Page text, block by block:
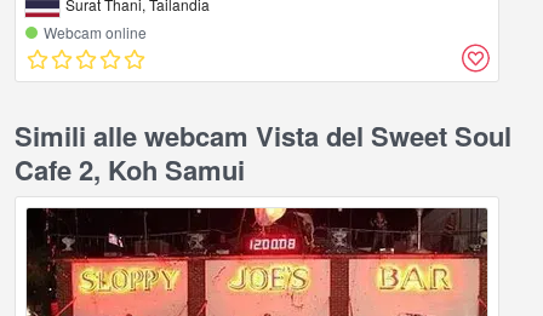
Webcam online
Simili alle webcam Vista del Sweet Soul
Cafe 2, Koh Samui